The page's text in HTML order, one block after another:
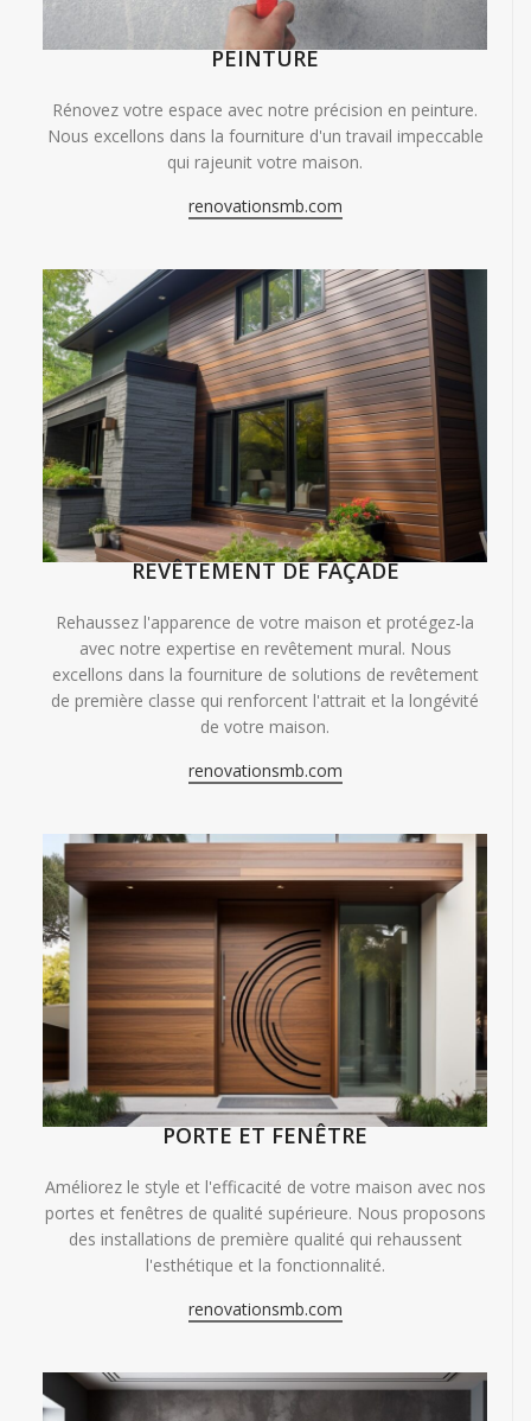
PEINTURE
Rénovez votre espace avec notre précision en peinture.
Nous excellons dans la fourniture d'un travail impeccable
qui rajeunit votre maison.
renovationsmb.com
REVÊTEMENT DE FAÇADE
Rehaussez l'apparence de votre maison et protégez-la
avec notre expertise en revêtement mural. Nous
excellons dans la fourniture de solutions de revêtement
de première classe qui renforcent l'attrait et la longévité
de votre maison.
renovationsmb.com
PORTE ET FENÊTRE
Améliorez le style et l'efficacité de votre maison avec nos
portes et fenêtres de qualité supérieure. Nous proposons
des installations de première qualité qui rehaussent
l'esthétique et la fonctionnalité.
renovationsmb.com